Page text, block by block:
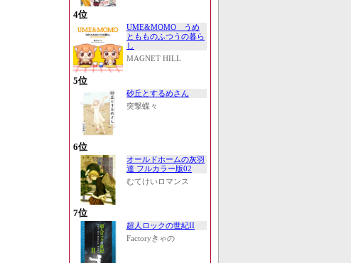
4位
UME&MOMO うめ
ともものふつうの暮ら
し
MAGNET HILL
5位
砂丘とするめさん
突撃蝶々
6位
オールドホームの灰羽
達 フルカラー版02
むてけいロマンス
7位
超人ロックの世紀II
Factoryきゃの